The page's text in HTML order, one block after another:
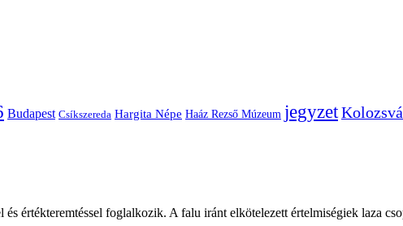
Budapest Csíkszereda Hargita Népe Haáz Rezső Múzeum jegyzet
értékteremtéssel foglalkozik. A falu iránt elkötelezett értelmiségiek laza